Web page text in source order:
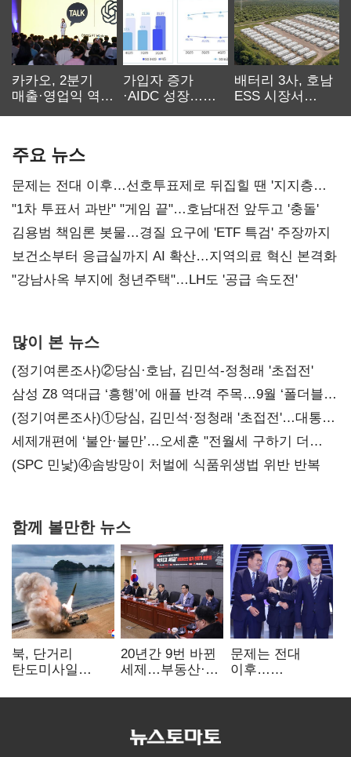
카카오, 2분기
매출·영업익 역대
가입자 증가
·AIDC 성장…
배터리 3사, 호남
ESS 시장서
주요 뉴스
문제는 전대 이후…선호투표제로 뒤집힐 땐 '지지층
불복'
"1차 투표서 과반" "게임 끝"…호남대전 앞두고 '충돌'
김용범 책임론 봇물…경질 요구에 'ETF 특검' 주장까지
보건소부터 응급실까지 AI 확산…지역의료 혁신 본격화
"강남사옥 부지에 청년주택"…LH도 '공급 속도전'
많이 본 뉴스
(정기여론조사)②당심·호남, 김민석-정청래 '초접전'
삼성 Z8 역대급 ‘흥행’에 애플 반격 주목…9월 ‘폴더블
대전’
(정기여론조사)①당심, 김민석·정청래 '초접전'…대통령
지지도 '50% 아래로'(종합)
세제개편에 ‘불안·불만’…오세훈 "전월세 구하기 더
힘들어질 것"
(SPC 민낯)④솜방망이 처벌에 식품위생법 위반 반복
함께 볼만한 뉴스
북, 단거리
탄도미사일
"즉각 중단 촉구"
20년간 9번 바뀐
세제…부동산·
건드렸다
문제는 전대
이후…
뒤집힐 땐